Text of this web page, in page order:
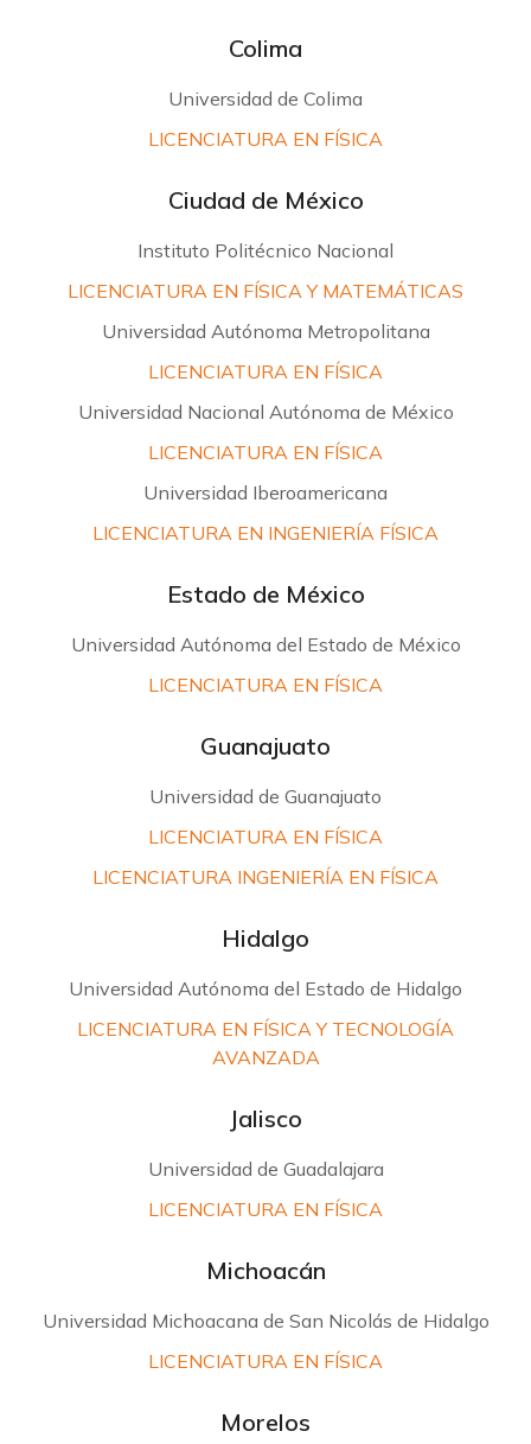
Colima
Universidad de Colima
LICENCIATURA EN FÍSICA
Ciudad de México
Instituto Politécnico Nacional
LICENCIATURA EN FÍSICA Y MATEMÁTICAS
Universidad Autónoma Metropolitana
LICENCIATURA EN FÍSICA
Universidad Nacional Autónoma de México
LICENCIATURA EN FÍSICA
Universidad Iberoamericana
LICENCIATURA EN INGENIERÍA FÍSICA
Estado de México
Universidad Autónoma del Estado de México
LICENCIATURA EN FÍSICA
Guanajuato
Universidad de Guanajuato
LICENCIATURA EN FÍSICA
LICENCIATURA INGENIERÍA EN FÍSICA
Hidalgo
Universidad Autónoma del Estado de Hidalgo
LICENCIATURA EN FÍSICA Y TECNOLOGÍA
AVANZADA
Jalisco
Universidad de Guadalajara
LICENCIATURA EN FÍSICA
Michoacán
Universidad Michoacana de San Nicolás de Hidalgo
LICENCIATURA EN FÍSICA
Morelos